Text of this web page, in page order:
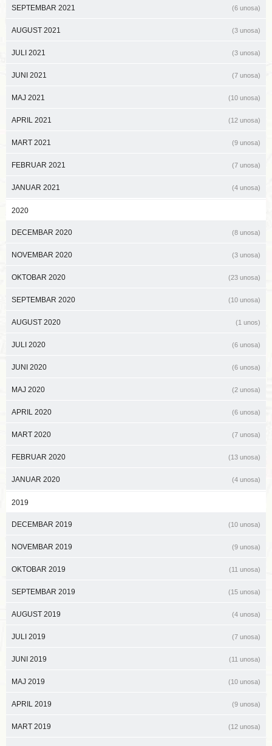
SEPTEMBAR 2021 (6 unosa)
AUGUST 2021 (3 unosa)
JULI 2021 (3 unosa)
JUNI 2021 (7 unosa)
MAJ 2021 (10 unosa)
APRIL 2021 (12 unosa)
MART 2021 (9 unosa)
FEBRUAR 2021 (7 unosa)
JANUAR 2021 (4 unosa)
2020
DECEMBAR 2020 (8 unosa)
NOVEMBAR 2020 (3 unosa)
OKTOBAR 2020 (23 unosa)
SEPTEMBAR 2020 (10 unosa)
AUGUST 2020 (1 unos)
JULI 2020 (6 unosa)
JUNI 2020 (6 unosa)
MAJ 2020 (2 unosa)
APRIL 2020 (6 unosa)
MART 2020 (7 unosa)
FEBRUAR 2020 (13 unosa)
JANUAR 2020 (4 unosa)
2019
DECEMBAR 2019 (10 unosa)
NOVEMBAR 2019 (9 unosa)
OKTOBAR 2019 (11 unosa)
SEPTEMBAR 2019 (15 unosa)
AUGUST 2019 (4 unosa)
JULI 2019 (7 unosa)
JUNI 2019 (11 unosa)
MAJ 2019 (10 unosa)
APRIL 2019 (9 unosa)
MART 2019 (12 unosa)